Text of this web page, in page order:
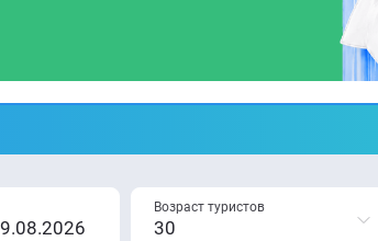
Возраст туристов